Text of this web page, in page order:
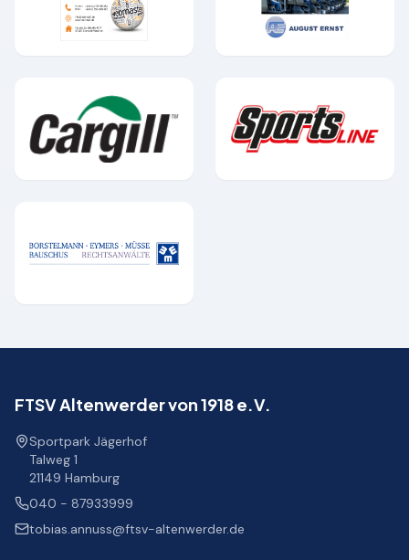
FTSV Altenwerder von 1918 e.V.
Sportpark Jägerhof
Talweg 1
21149 Hamburg
040 - 87933999
tobias.annuss@ftsv-altenwerder.de